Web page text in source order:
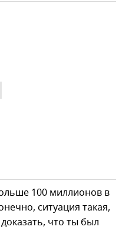
100 миллионов в
ситуация такая,
что ты был